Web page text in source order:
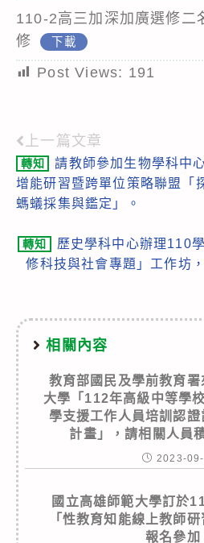
110-2高三加深加廣選修二
修
下載
Post Views: 191
Read
more
articles
上一篇文章
轉知
請教師參加生物學科中
增能研習暨跨單位策略聯盟「
螞蟻採集與鑑定」。
轉知
歷史學科中心辦理110
修科技與社會專題」工作坊
相關內容
教育部國民及學前教育
大學「112年高級中等學
學支援工作人員培訓認
計畫」，請相關人員
2023-
國立高雄師範大學訂於
「性教育知能線上教師
報名參加